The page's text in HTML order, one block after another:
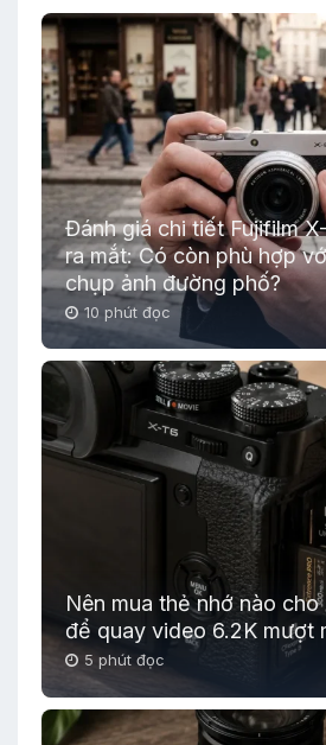
Đánh giá chi tiết Fujifilm
ra mắt: Có còn phù hợp
chụp ảnh đường phố?
10 phút đọc
Nên mua thẻ nhớ nào cho
để quay video 6.2K mượt
5 phút đọc